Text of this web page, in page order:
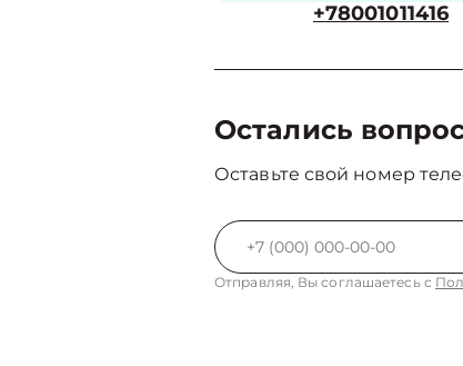
+78001011416
Остались
Оставьте свой номер
Отправляя, Вы соглашаетесь с